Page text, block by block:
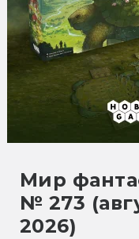
Мир
№ 273
2026)